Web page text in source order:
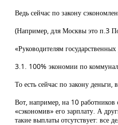
Ведь сейчас по закону
(Например, для Москвы это п.3
«Руководителям
3.1. 100% экономии по
То есть сейчас по закону
Вот, например, на 10 работников
«сэкономив» его зарплату. А
такие выплаты отсутствует: все